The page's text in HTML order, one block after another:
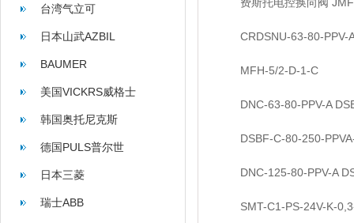
台湾气立可
日本山武AZBIL
BAUMER
美国VICKRS威格士
韩国奥托尼克斯
AUTONICS
德国PULS普尔世
日本三菱
瑞士ABB
费斯托电控换向阀
CRDSNU-63-80-PPV-
MFH-5/2-D-1-C
DNC-63-80-PPV-A
DSBF-C-80-250-
DNC-125-80-PPV-A
SMT-C1-PS-24V-K-